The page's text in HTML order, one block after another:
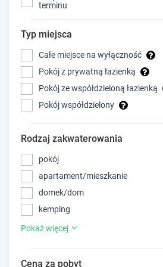
terminu
Typ miejsca
Całe miejsce na wyłączność
Pokój z prywatną łazienką
Pokój ze współdzieloną łazienką
Pokój współdzielony
Rodzaj zakwaterowania
pokój
apartament/mieszkanie
domek/dom
kemping
Pokaż więcej
Cena za pobyt